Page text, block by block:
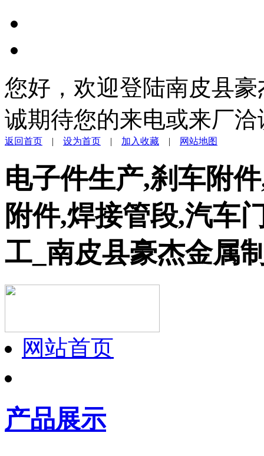
您好，欢迎登陆南皮县
诚期待您的来电或来厂洽
返回首页 | 设为首页 | 加入收藏 | 网站地图
电子件生产,刹车附
附件,焊接管段,汽车
工_南皮县豪杰金属
网站首页
产品展示